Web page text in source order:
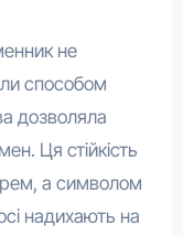
не
способом
дозволяла
Ця стійкість
а символом
надихають на